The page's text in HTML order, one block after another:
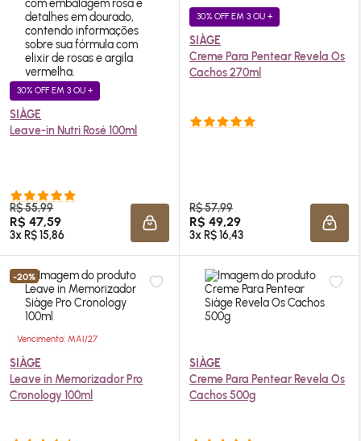
30% OFF EM 3 OU +
SIÀGE
Leave-in Nutri Rosé 100ml
R$ 55,99
R$ 47,59
3x R$ 15,86 ADICIONAR À SACOLA
30% OFF EM 3 OU +
SIÀGE
Creme Para Pentear Revela Os
Cachos 270ml
R$ 57,99
R$ 49,29
3x R$ 16,43
-20%
Vencimento: MAI/27
SIÀGE
Leave in Memorizador Pro
Cronology 100ml
SIÀGE
Creme Para Pentear Revela Os
Cachos 500g